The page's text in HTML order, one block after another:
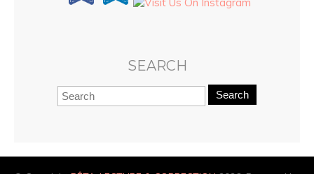
SEARCH
Search